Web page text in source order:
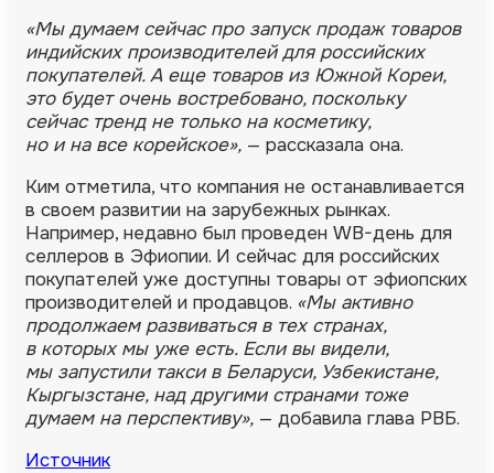
«Мы думаем сейчас про запуск продаж товаров
индийских производителей для российских
покупателей. А еще товаров из Южной Кореи,
это будет очень востребовано, поскольку
сейчас тренд не только на косметику,
но и на все корейское», — рассказала она.
Ким отметила, что компания не останавливается
в своем развитии на зарубежных рынках.
Например, недавно был проведен WB-день для
селлеров в Эфиопии. И сейчас для российских
покупателей уже доступны товары от эфиопских
производителей и продавцов. «Мы активно
продолжаем развиваться в тех странах,
в которых мы уже есть. Если вы видели,
мы запустили такси в Беларуси, Узбекистане,
Кыргызстане, над другими странами тоже
думаем на перспективу», — добавила глава РВБ.
Источник